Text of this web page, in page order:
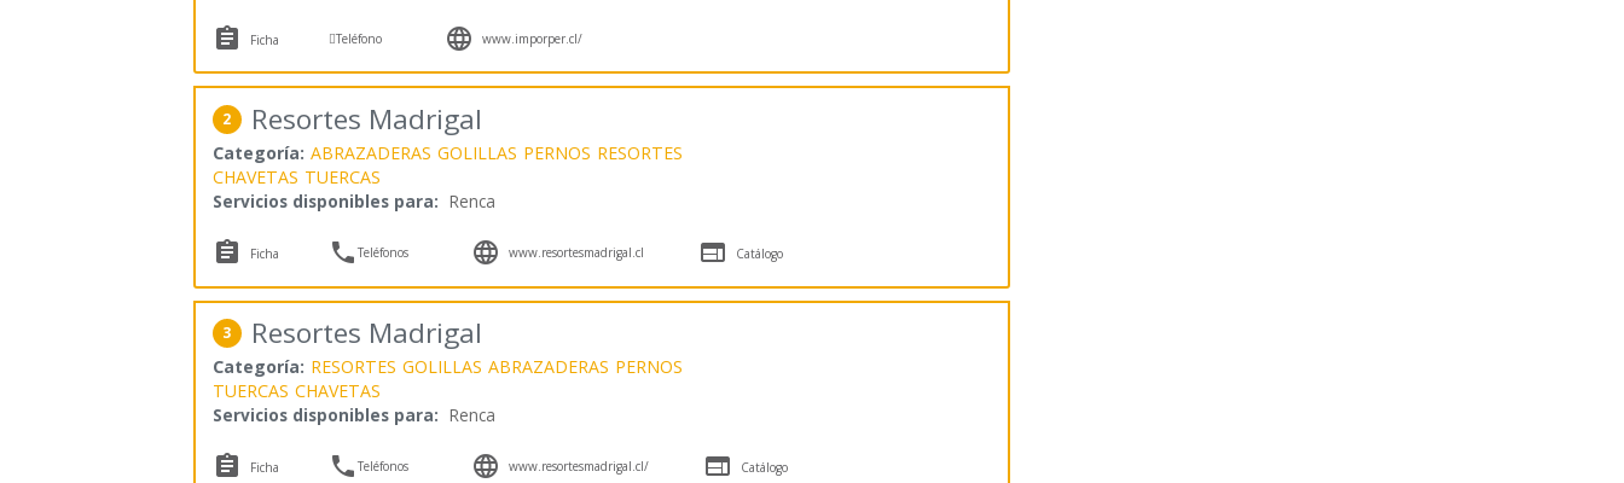
 Ficha Teléfono  www.imporper.cl/
2 Resortes Madrigal
Categoría: ABRAZADERAS GOLILLAS PERNOS RESORTES
CHAVETAS TUERCAS
Servicios disponibles para: Renca
 Ficha Teléfonos  www.resortesmadrigal.cl  Catálogo
3 Resortes Madrigal
Categoría: RESORTES GOLILLAS ABRAZADERAS PERNOS
TUERCAS CHAVETAS
Servicios disponibles para: Renca
 Ficha Teléfonos  www.resortesmadrigal.cl/  Catálogo